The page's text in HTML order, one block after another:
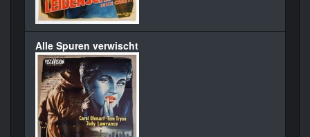
Alle Spuren verwischt